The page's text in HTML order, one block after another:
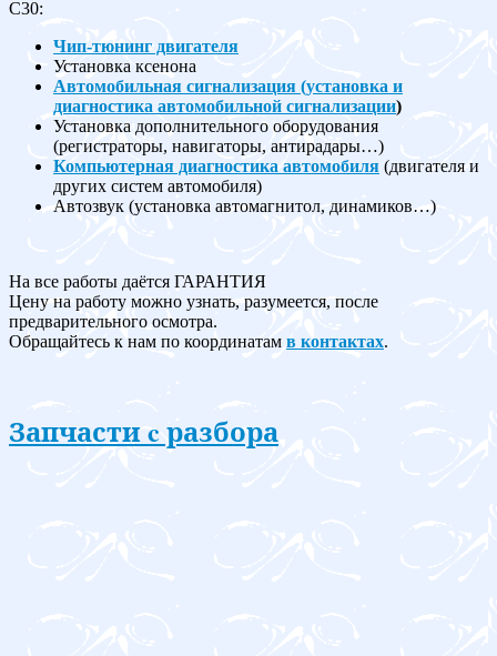
C30:
Чип-тюнинг двигателя
Установка ксенона
Автомобильная сигнализация (установка и
диагностика автомобильной сигнализации)
Установка дополнительного оборудования
(регистраторы, навигаторы, антирадары…)
Компьютерная диагностика автомобиля (двигателя и
других систем автомобиля)
Автозвук (установка автомагнитол, динамиков…)
На все работы даётся ГАРАНТИЯ
Цену на работу можно узнать, разумеется, после
предварительного осмотра.
Обращайтесь к нам по координатам в контактах.
Запчасти c разбора